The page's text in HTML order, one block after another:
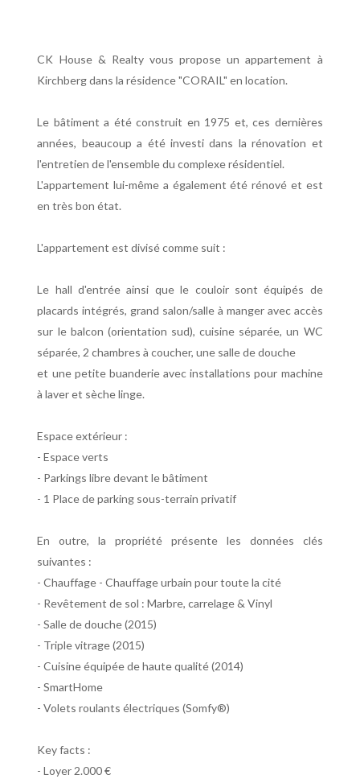
CK House & Realty vous propose un appartement à
Kirchberg dans la résidence "CORAIL" en location.
Le bâtiment a été construit en 1975 et, ces dernières
années, beaucoup a été investi dans la rénovation et
l'entretien de l'ensemble du complexe résidentiel.
L'appartement lui-même a également été rénové et est
en très bon état.
L'appartement est divisé comme suit :
Le hall d'entrée ainsi que le couloir sont équipés de
placards intégrés, grand salon/salle à manger avec accès
sur le balcon (orientation sud), cuisine séparée, un WC
séparée, 2 chambres à coucher, une salle de douche
et une petite buanderie avec installations pour machine
à laver et sèche linge.
Espace extérieur :
- Espace verts
- Parkings libre devant le bâtiment
- 1 Place de parking sous-terrain privatif
En outre, la propriété présente les données clés
suivantes :
- Chauffage - Chauffage urbain pour toute la cité
- Revêtement de sol : Marbre, carrelage & Vinyl
- Salle de douche (2015)
- Triple vitrage (2015)
- Cuisine équipée de haute qualité (2014)
- SmartHome
- Volets roulants électriques (Somfy®)
Key facts :
- Loyer 2.000 €